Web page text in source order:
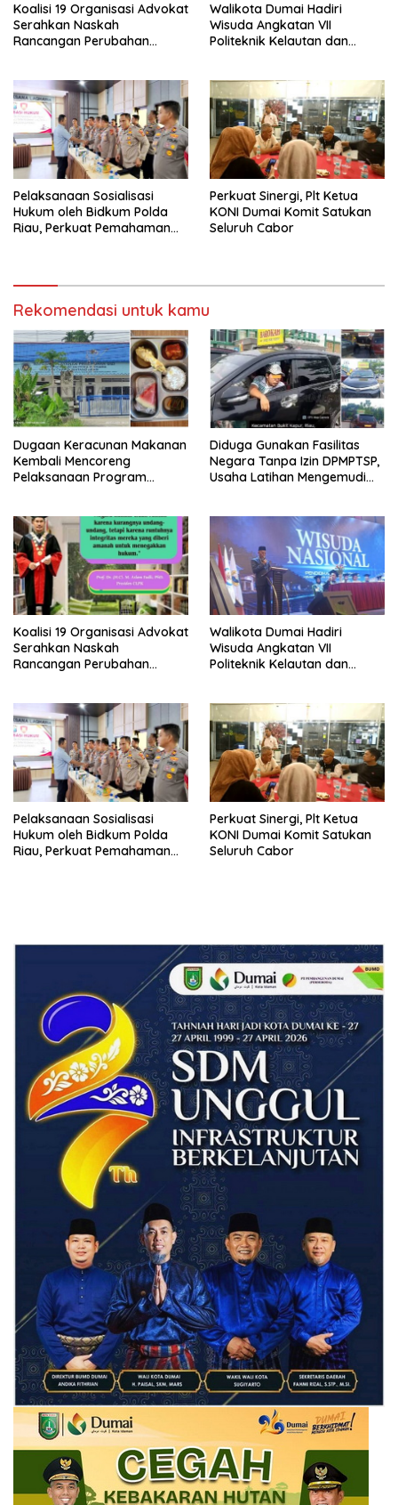
Koalisi 19 Organisasi Advokat
Serahkan Naskah
Rancangan Perubahan
RI
Walikota Dumai Hadiri
Wisuda Angkatan VII
Politeknik Kelautan dan
Pelaksanaan Sosialisasi
Hukum oleh Bidkum Polda
Riau, Perkuat Pemahaman
Perkuat Sinergi, Plt Ketua
KONI Dumai Komit Satukan
Seluruh Cabor
Rekomendasi untuk kamu
Dugaan Keracunan Makanan
Kembali Mencoreng
Pelaksanaan Program
Bersama Kota Dumai
Diduga Gunakan Fasilitas
Negara Tanpa Izin DPMPTSP,
Usaha Latihan Mengemudi
Koalisi 19 Organisasi Advokat
Serahkan Naskah
Rancangan Perubahan
RI
Walikota Dumai Hadiri
Wisuda Angkatan VII
Politeknik Kelautan dan
Pelaksanaan Sosialisasi
Hukum oleh Bidkum Polda
Riau, Perkuat Pemahaman
Perkuat Sinergi, Plt Ketua
KONI Dumai Komit Satukan
Seluruh Cabor